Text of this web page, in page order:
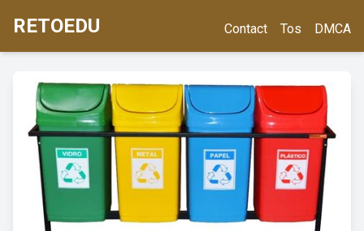
RETOEDU Contact Tos DMCA